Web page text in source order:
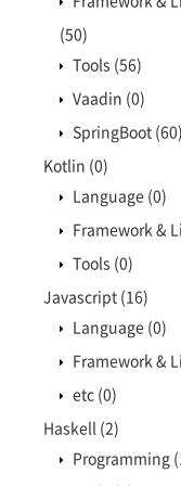
(50)
Tools (56)
Vaadin (0)
SpringBoot (60)
Kotlin (0)
Language (0)
Framework &
Tools (0)
Javascript (16)
Language (0)
Framework &
etc (0)
Haskell (2)
Programming